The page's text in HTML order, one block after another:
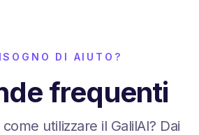
DI AIUTO?
frequenti
utilizzare il GalilAI? Dai